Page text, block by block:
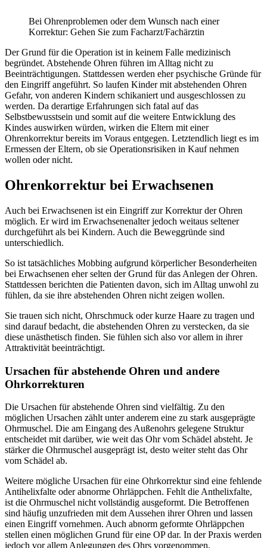
Bei Ohrenproblemen oder dem Wunsch nach einer
Korrektur: Gehen Sie zum Facharzt/Fachärztin
Der Grund für die Operation ist in keinem Falle medizinisch
begründet. Abstehende Ohren führen im Alltag nicht zu
Beeinträchtigungen. Stattdessen werden eher psychische Gründe für
den Eingriff angeführt. So laufen Kinder mit abstehenden Ohren
Gefahr, von anderen Kindern schikaniert und ausgeschlossen zu
werden. Da derartige Erfahrungen sich fatal auf das
Selbstbewusstsein und somit auf die weitere Entwicklung des
Kindes auswirken würden, wirken die Eltern mit einer
Ohrenkorrektur bereits im Voraus entgegen. Letztendlich liegt es im
Ermessen der Eltern, ob sie Operationsrisiken in Kauf nehmen
wollen oder nicht.
Ohrenkorrektur bei Erwachsenen
Auch bei Erwachsenen ist ein Eingriff zur Korrektur der Ohren
möglich. Er wird im Erwachsenenalter jedoch weitaus seltener
durchgeführt als bei Kindern. Auch die Beweggründe sind
unterschiedlich.
So ist tatsächliches Mobbing aufgrund körperlicher Besonderheiten
bei Erwachsenen eher selten der Grund für das Anlegen der Ohren.
Stattdessen berichten die Patienten davon, sich im Alltag unwohl zu
fühlen, da sie ihre abstehenden Ohren nicht zeigen wollen.
Sie trauen sich nicht, Ohrschmuck oder kurze Haare zu tragen und
sind darauf bedacht, die abstehenden Ohren zu verstecken, da sie
diese unästhetisch finden. Sie fühlen sich also vor allem in ihrer
Attraktivität beeinträchtigt.
Ursachen für abstehende Ohren und andere
Ohrkorrekturen
Die Ursachen für abstehende Ohren sind vielfältig. Zu den
möglichen Ursachen zählt unter anderem eine zu stark ausgeprägte
Ohrmuschel. Die am Eingang des Außenohrs gelegene Struktur
entscheidet mit darüber, wie weit das Ohr vom Schädel absteht. Je
stärker die Ohrmuschel ausgeprägt ist, desto weiter steht das Ohr
vom Schädel ab.
Weitere mögliche Ursachen für eine Ohrkorrektur sind eine fehlende
Antihelixfalte oder abnorme Ohrläppchen. Fehlt die Anthelixfalte,
ist die Ohrmuschel nicht vollständig ausgeformt. Die Betroffenen
sind häufig unzufrieden mit dem Aussehen ihrer Ohren und lassen
einen Eingriff vornehmen. Auch abnorm geformte Ohrläppchen
stellen einen möglichen Grund für eine OP dar. In der Praxis werden
jedoch vor allem Anlegungen des Ohrs vorgenommen.